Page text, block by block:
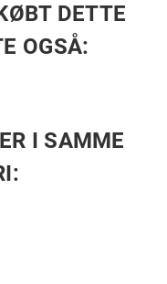
DETTE
OGSÅ:
I SAMME